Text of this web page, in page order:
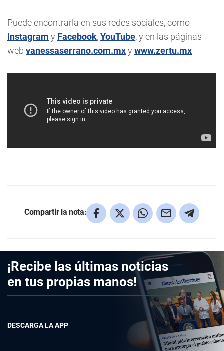
Puede encontrarla en sus redes sociales, como
Instagram y Facebook,YouTube, y en las páginas
web vanessaserrano.com.mxy www.zertu.mx
Compartir la nota:
¡Recibe las últimas noticias
en tus propias manos!
DESCARGA LA APP